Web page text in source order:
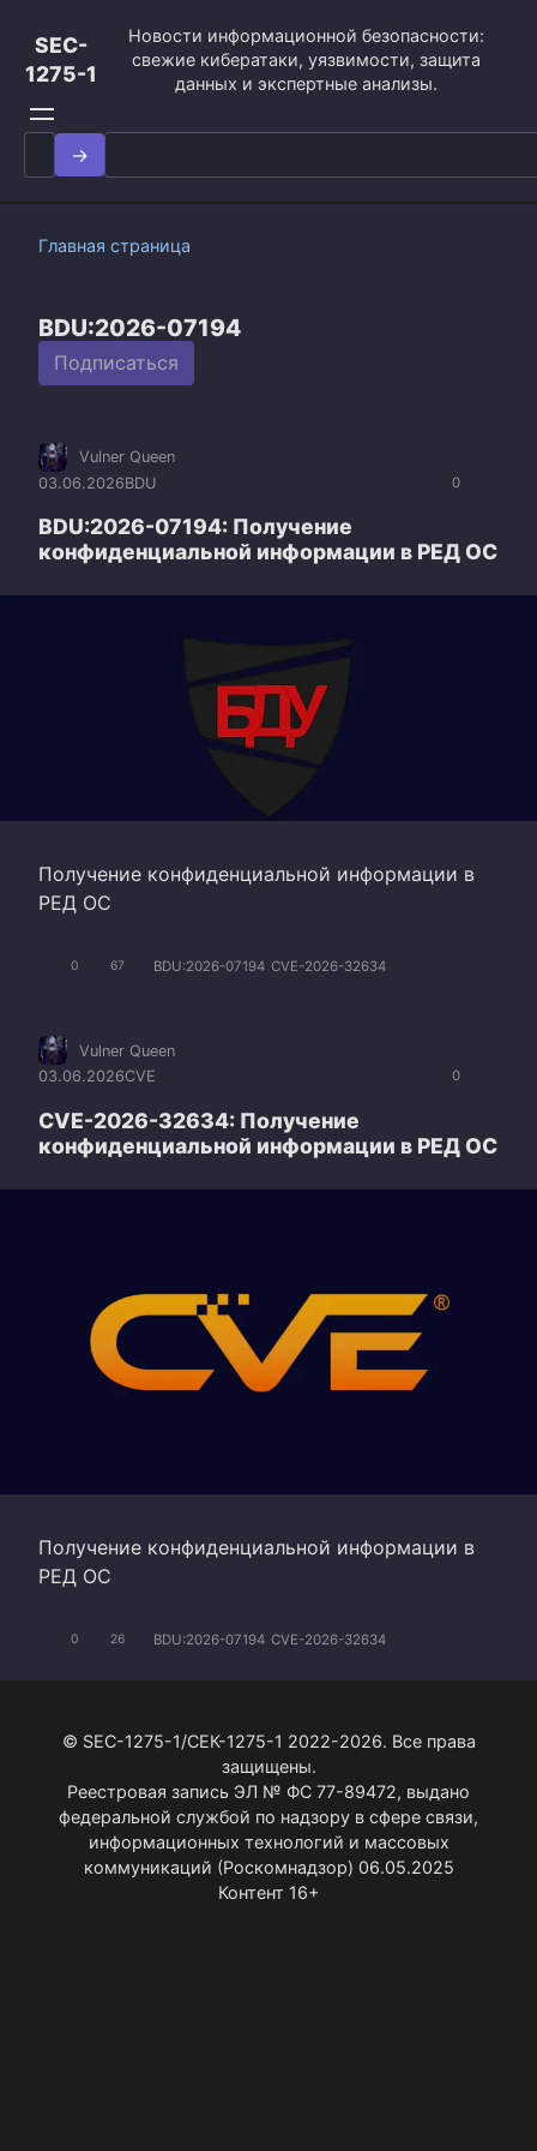
контенту
SEC-
1275-1
Новости информационной безопасности:
свежие кибератаки, уязвимости, защита
данных и экспертные анализы.
Search
for:
Главная страница
BDU:2026-07194
Подписаться
0
Vulner Queen
03.06.2026BDU
BDU:2026-07194: Получение
конфиденциальной информации в РЕД ОС
Получение конфиденциальной информации в
РЕД ОС
0 67 BDU:2026-07194 CVE-2026-32634
0
Vulner Queen
03.06.2026CVE
CVE-2026-32634: Получение
конфиденциальной информации в РЕД ОС
Получение конфиденциальной информации в
РЕД ОС
0 26 BDU:2026-07194 CVE-2026-32634
© SEC-1275-1/СЕК-1275-1 2022-2026. Все права
защищены.
Реестровая запись ЭЛ № ФС 77-89472, выдано
федеральной службой по надзору в сфере связи,
информационных технологий и массовых
коммуникаций (Роскомнадзор) 06.05.2025
Контент 16+